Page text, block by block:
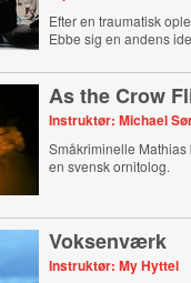
Efter en traumatisk
Ebbe sig en andens
As the Crow
Instruktør: Michael
Småkriminelle
en svensk ornitolog.
Voksenværk
Instruktør: My Hyttel